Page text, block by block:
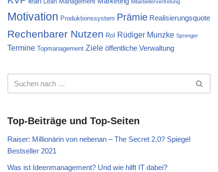
Mitarbeitervertretung
Motivation Produktionssystem Prämie Realisierungsquote
Rechenbarer Nutzen RoI Rüdiger Munzke Sprenger
Termine Topmanagement Ziele öffentliche Verwaltung
Top-Beiträge und Top-Seiten
Raiser: Millionärin von nebenan – The Secret 2.0? Spiegel
Bestseller 2021
Was ist Ideenmanagement? Und wie hilft IT dabei?